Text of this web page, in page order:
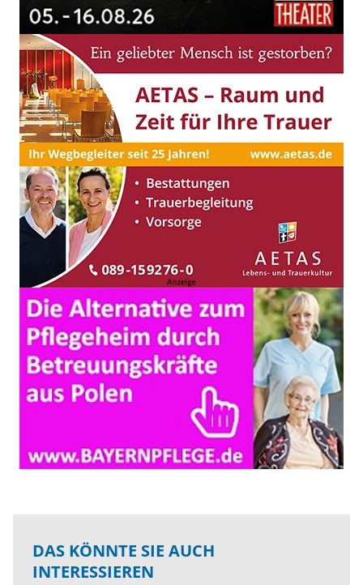
DAS KÖNNTE SIE AUCH
INTERESSIEREN